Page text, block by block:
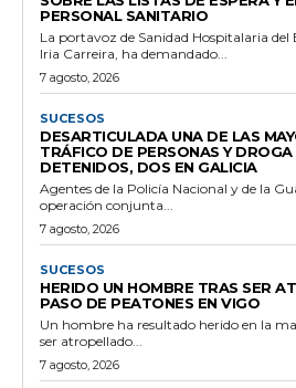
PERSONAL SANITARIO
La portavoz de Sanidad Hospitalaria del
Iria Carreira, ha demandado...
7 agosto, 2026
SUCESOS
DESARTICULADA UNA DE LAS
TRÁFICO DE PERSONAS Y
DETENIDOS, DOS EN GALICIA
Agentes de la Policía Nacional y de la
operación conjunta...
7 agosto, 2026
SUCESOS
HERIDO UN HOMBRE TRAS SER
PASO DE PEATONES EN VIGO
Un hombre ha resultado herido en la
ser atropellado...
7 agosto, 2026